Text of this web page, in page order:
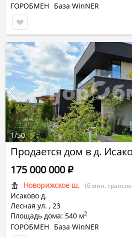
ГОРОБМЕН
База WinNER
Продается дом в д.
Новорижское ш. (6 мин.
Исаково д.
Лесная ул. , 23
Площадь дома: 540 м2
175 000 000Р
ГОРОБМЕН
База WinNER
1/50